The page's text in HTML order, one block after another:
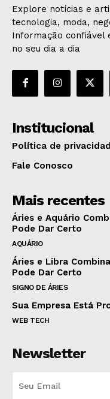
Explore notícias e
tecnologia, moda,
Informação confiável
no seu dia a dia
Institucional
Política de
Fale Conosco
Mais recentes
Áries e Aquário
Pode Dar Certo
AQUÁRIO
Áries e Libra
Pode Dar Certo
SIGNO DE ÁRIES
Sua Empresa Está
WEB TECH
Newsletter